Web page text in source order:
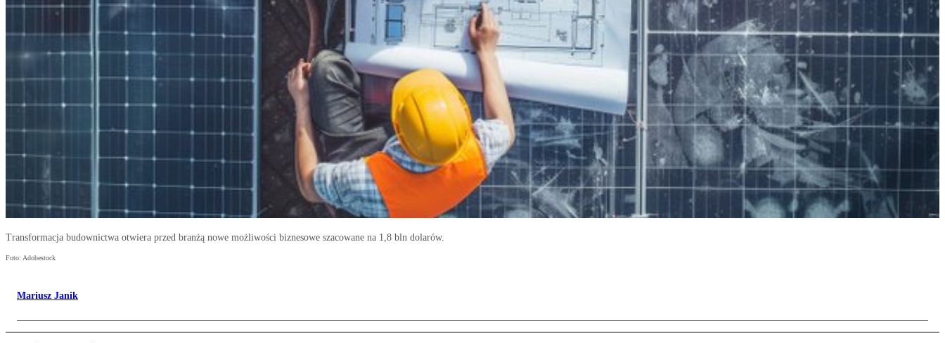
Transformacja budownictwa otwiera przed branżą nowe możliwości biznesowe szacowane na 1,8 bln dolarów.
Foto: Adobestock
Mariusz Janik